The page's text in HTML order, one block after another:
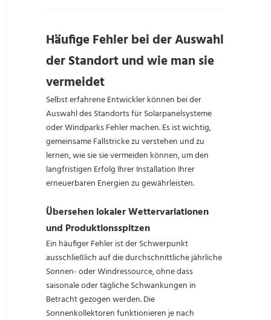
Häufige Fehler bei der Auswahl
der Standort und wie man sie
vermeidet
Selbst erfahrene Entwickler können bei der
Auswahl des Standorts für Solarpanelsysteme
oder Windparks Fehler machen. Es ist wichtig,
gemeinsame Fallstricke zu verstehen und zu
lernen, wie sie sie vermeiden können, um den
langfristigen Erfolg Ihrer Installation Ihrer
erneuerbaren Energien zu gewährleisten.
Übersehen lokaler Wettervariationen
und Produktionsspitzen
Ein häufiger Fehler ist der Schwerpunkt
ausschließlich auf die durchschnittliche jährliche
Sonnen- oder Windressource, ohne dass
saisonale oder tägliche Schwankungen in
Betracht gezogen werden. Die
Sonnenkollektoren funktionieren je nach